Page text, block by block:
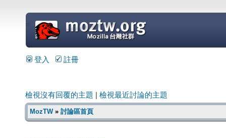
=
登入 註冊
檢視沒有回覆的主題 檢視最近討論的主題
MozTW» 討論區首頁